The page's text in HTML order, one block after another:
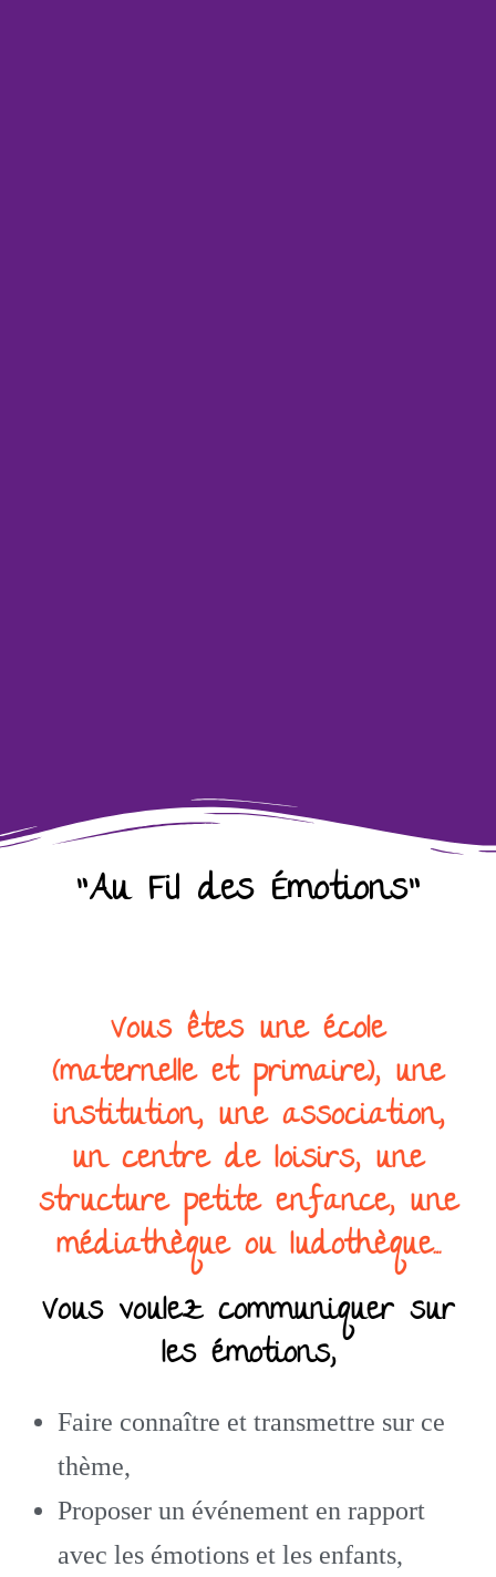
"Au Fil des Émotions"
Vous êtes une école
(maternelle et primaire), une
institution, une association,
un centre de loisirs, une
structure petite enfance, une
médiathèque ou ludothèque…
Vous voulez communiquer sur
les émotions,
Faire connaître et transmettre sur ce
thème,
Proposer un événement en rapport
avec les émotions et les enfants,